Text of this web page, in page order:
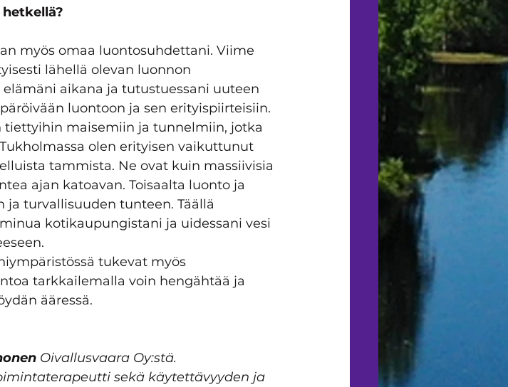
myös omaa luontosuhdettani. Viime
lähellä olevan luonnon
aikana ja tutustuessani uuteen
luontoon ja sen erityispiirteisiin.
maisemiin ja tunnelmiin, jotka
olen erityisen vaikuttunut
tammista. Ne ovat kuin massiivisia
ajan katoavan. Toisaalta luonto ja
turvallisuuden tunteen. Täällä
kotikaupungistani ja uidessani vesi
tukevat myös
tarkkailemalla voin hengähtää ja
ääressä.
Oivallusvaara Oy:stä.
sekä käytettävyyden ja